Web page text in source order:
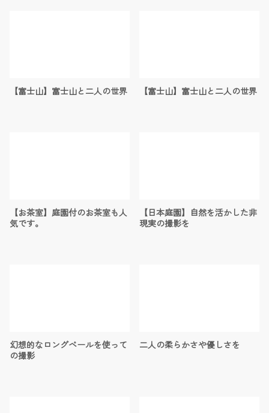
【富士山】富士山と二人の世界 【富士山】富士山と二人の世界
【お茶室】庭園付のお茶室も人
気です。
【日本庭園】自然を活かした非
現実の撮影を
幻想的なロングベールを使って
の撮影
二人の柔らかさや優しさを